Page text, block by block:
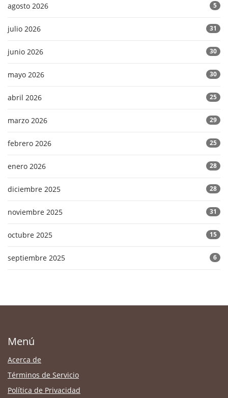
agosto 2026 5
julio 2026 31
junio 2026 30
mayo 2026 30
abril 2026 25
marzo 2026 29
febrero 2026 25
enero 2026 28
diciembre 2025 28
noviembre 2025 31
octubre 2025 15
septiembre 2025 6
Menú
Acerca de
Términos de Servicio
Política de Privacidad